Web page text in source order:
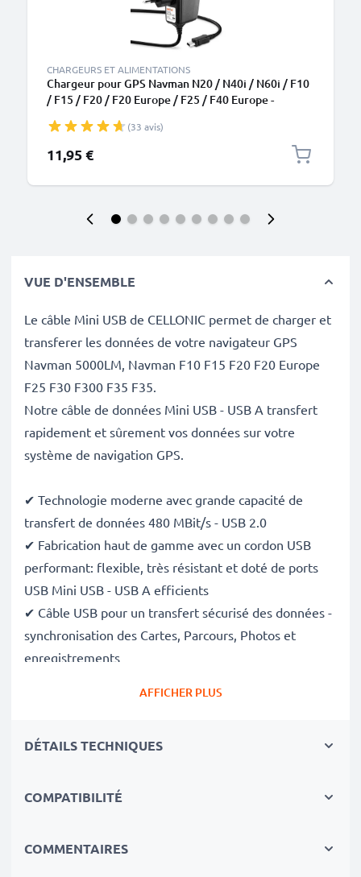
CHARGEURS ET ALIMENTATIONS
Chargeur pour GPS Navman N20 / N40i / N60i / F10
/ F15 / F20 / F20 Europe / F25 / F40 Europe -
1.1m
(33 avis)
11,95 €
VUE D'ENSEMBLE
Le câble Mini USB de CELLONIC permet de charger et
transferer les données de votre navigateur GPS
Navman 5000LM, Navman F10 F15 F20 F20 Europe
F25 F30 F300 F35 F35.
Notre câble de données Mini USB - USB A transfert
rapidement et sûrement vos données sur votre
système de navigation GPS.
✔ Technologie moderne avec grande capacité de
transfert de données 480 MBit/s - USB 2.0
✔ Fabrication haut de gamme avec un cordon USB
performant: flexible, très résistant et doté de ports
USB Mini USB - USB A efficients
✔ Câble USB pour un transfert sécurisé des données -
synchronisation des Cartes, Parcours, Photos et
enregistrements
peut être chargé via le port USB
Données techniques du câble USB:
Matériau Connecteur
AFFICHER PLUS
DÉTAILS TECHNIQUES
COMPATIBILITÉ
COMMENTAIRES